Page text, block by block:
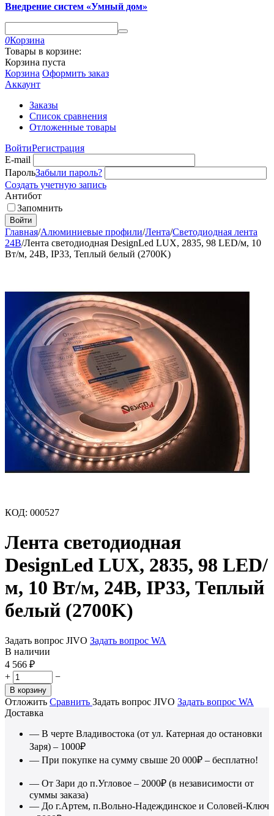
Внедрение систем «Умный дом»
0Корзина
Товары в корзине:
Корзина пуста
Корзина Оформить заказ
Аккаунт
Заказы
Список сравнения
Отложенные товары
ВойтиРегистрация
E-mail
ПарольЗабыли пароль?
Создать учетную запись
Антибот
Запомнить
Войти
Главная/Алюминиевые профили/Лента/Светодиодная лента
24В/Лента светодиодная DesignLed LUX, 2835, 98 LED/м, 10
Вт/м, 24В, IP33, Теплый белый (2700K)
КОД: 000527
Лента светодиодная
DesignLed LUX, 2835, 98 LED/
м, 10 Вт/м, 24В, IP33, Теплый
белый (2700K)
Задать вопрос JIVO Задать вопрос WA
В наличии
4 566 ₽
+
−
В корзину
Отложить Сравнить Задать вопрос JIVO Задать вопрос WA
Доставка
— В черте Владивостока (от ул. Катерная до остановки
Заря) – 1000₽
— При покупке на сумму свыше 20 000₽ – бесплатно!
— От Зари до п.Угловое – 2000₽ (в независимости от
суммы заказа)
— До г.Артем, п.Вольно-Надеждинское и Соловей-Ключ